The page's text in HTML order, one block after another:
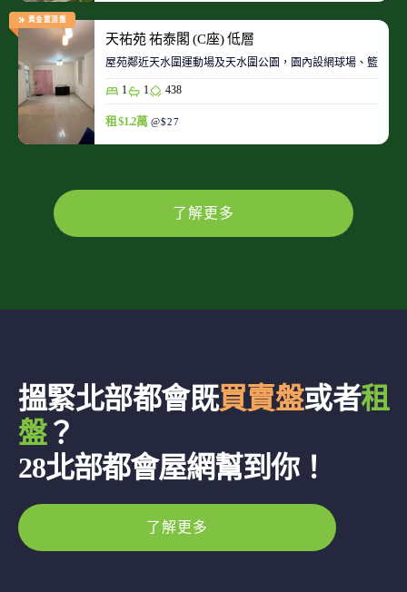
黃金置頂盤
天祐苑 祐泰閣 (C座) 低層
屋苑鄰近天水圍運動場及天水圍公園，園內設網球場、籃球
1 1 438
租 $1.2萬 @$27
了解更多
搵緊北部都會既買賣盤或者租
盤？
28北部都會屋網幫到你！
了解更多